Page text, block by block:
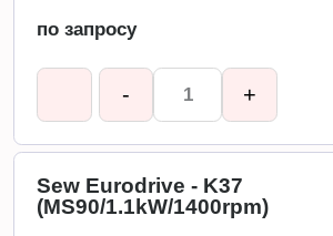
по запросу
- +
Sew Eurodrive - K37
(MS90/1.1kW/1400rpm)